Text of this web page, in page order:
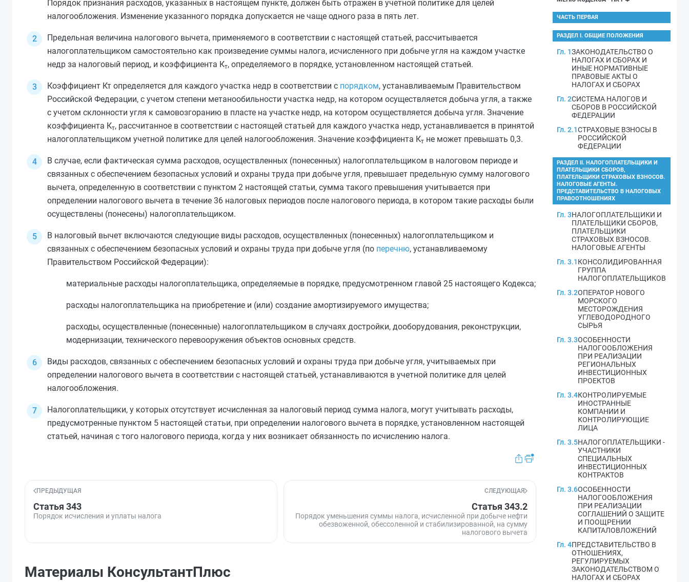
Порядок признания расходов, указанных в настоящем пункте, должен быть отражен в учетной политике для целей
налогообложения. Изменение указанного порядка допускается не чаще одного раза в пять лет.
Предельная величина налогового вычета, применяемого в соответствии с настоящей статьей, рассчитывается
налогоплательщиком самостоятельно как произведение суммы налога, исчисленного при добыче угля на каждом участке
недр за налоговый период, и коэффициента Кт, определяемого в порядке, установленном настоящей статьей.
Коэффициент Кт определяется для каждого участка недр в соответствии с порядком, устанавливаемым Правительством
Российской Федерации, с учетом степени метанообильности участка недр, на котором осуществляется добыча угля, а также
с учетом склонности угля к самовозгоранию в пласте на участке недр, на котором осуществляется добыча угля. Значение
коэффициента Кт, рассчитанное в соответствии с настоящей статьей для каждого участка недр, устанавливается в принятой
налогоплательщиком учетной политике для целей налогообложения. Значение коэффициента Кт не может превышать 0,3.
В случае, если фактическая сумма расходов, осуществленных (понесенных) налогоплательщиком в налоговом периоде и
связанных с обеспечением безопасных условий и охраны труда при добыче угля, превышает предельную сумму налогового
вычета, определенную в соответствии с пунктом 2 настоящей статьи, сумма такого превышения учитывается при
определении налогового вычета в течение 36 налоговых периодов после налогового периода, в котором такие расходы были
осуществлены (понесены) налогоплательщиком.
В налоговый вычет включаются следующие виды расходов, осуществленных (понесенных) налогоплательщиком и
связанных с обеспечением безопасных условий и охраны труда при добыче угля (по перечню, устанавливаемому
Правительством Российской Федерации):
материальные расходы налогоплательщика, определяемые в порядке, предусмотренном главой 25 настоящего Кодекса;
расходы налогоплательщика на приобретение и (или) создание амортизируемого имущества;
расходы, осуществленные (понесенные) налогоплательщиком в случаях достройки, дооборудования, реконструкции,
модернизации, технического перевооружения объектов основных средств.
Виды расходов, связанных с обеспечением безопасных условий и охраны труда при добыче угля, учитываемых при
определении налогового вычета в соответствии с настоящей статьей, устанавливаются в учетной политике для целей
налогообложения.
Налогоплательщики, у которых отсутствует исчисленная за налоговый период сумма налога, могут учитывать расходы,
предусмотренные пунктом 5 настоящей статьи, при определении налогового вычета в порядке, установленном настоящей
статьей, начиная с того налогового периода, когда у них возникает обязанность по исчислению налога.
ПРЕДЫДУЩАЯ
Статья 343
Порядок исчисления и уплаты налога
СЛЕДУЮЩАЯ
Статья 343.2
Порядок уменьшения суммы налога, исчисленной при добыче нефти
обезвоженной, обессоленной и стабилизированной, на сумму
налогового вычета
Материалы КонсультантПлюс
ЧАСТЬ ПЕРВАЯ
РАЗДЕЛ I. ОБЩИЕ ПОЛОЖЕНИЯ
Гл. 1ЗАКОНОДАТЕЛЬСТВО О
НАЛОГАХ И СБОРАХ И
ИНЫЕ НОРМАТИВНЫЕ
ПРАВОВЫЕ АКТЫ О
НАЛОГАХ И СБОРАХ
Гл. 2СИСТЕМА НАЛОГОВ И
СБОРОВ В РОССИЙСКОЙ
ФЕДЕРАЦИИ
Гл. 2.1СТРАХОВЫЕ ВЗНОСЫ В
РОССИЙСКОЙ
ФЕДЕРАЦИИ
РАЗДЕЛ II. НАЛОГОПЛАТЕЛЬЩИКИ И
ПЛАТЕЛЬЩИКИ СБОРОВ,
ПЛАТЕЛЬЩИКИ СТРАХОВЫХ ВЗНОСОВ.
НАЛОГОВЫЕ АГЕНТЫ.
ПРЕДСТАВИТЕЛЬСТВО В НАЛОГОВЫХ
ПРАВООТНОШЕНИЯХ
Гл. 3НАЛОГОПЛАТЕЛЬЩИКИ И
ПЛАТЕЛЬЩИКИ СБОРОВ,
ПЛАТЕЛЬЩИКИ
СТРАХОВЫХ ВЗНОСОВ.
НАЛОГОВЫЕ АГЕНТЫ
Гл. 3.1КОНСОЛИДИРОВАННАЯ
ГРУППА
НАЛОГОПЛАТЕЛЬЩИКОВ
Гл. 3.2ОПЕРАТОР НОВОГО
МОРСКОГО
МЕСТОРОЖДЕНИЯ
УГЛЕВОДОРОДНОГО
СЫРЬЯ
Гл. 3.3ОСОБЕННОСТИ
НАЛОГООБЛОЖЕНИЯ
ПРИ РЕАЛИЗАЦИИ
РЕГИОНАЛЬНЫХ
ИНВЕСТИЦИОННЫХ
ПРОЕКТОВ
Гл. 3.4КОНТРОЛИРУЕМЫЕ
ИНОСТРАННЫЕ
КОМПАНИИ И
КОНТРОЛИРУЮЩИЕ
ЛИЦА
Гл. 3.5НАЛОГОПЛАТЕЛЬЩИКИ -
УЧАСТНИКИ
СПЕЦИАЛЬНЫХ
ИНВЕСТИЦИОННЫХ
КОНТРАКТОВ
Гл. 3.6ОСОБЕННОСТИ
НАЛОГООБЛОЖЕНИЯ
ПРИ РЕАЛИЗАЦИИ
СОГЛАШЕНИЙ О ЗАЩИТЕ
И ПООЩРЕНИИ
КАПИТАЛОВЛОЖЕНИЙ
Гл. 4ПРЕДСТАВИТЕЛЬСТВО В
ОТНОШЕНИЯХ,
РЕГУЛИРУЕМЫХ
ЗАКОНОДАТЕЛЬСТВОМ О
НАЛОГАХ И СБОРАХ